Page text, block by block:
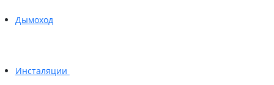
Дымоход
Инсталяции